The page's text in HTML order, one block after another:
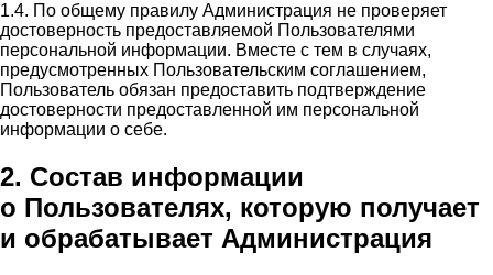
1.4. По общему правилу Администрация не проверяет
достоверность предоставляемой Пользователями
персональной информации. Вместе с тем в случаях,
предусмотренных Пользовательским соглашением,
Пользователь обязан предоставить подтверждение
достоверности предоставленной им персональной
информации о себе.
2. Состав информации
о Пользователях, которую получает
и обрабатывает Администрация